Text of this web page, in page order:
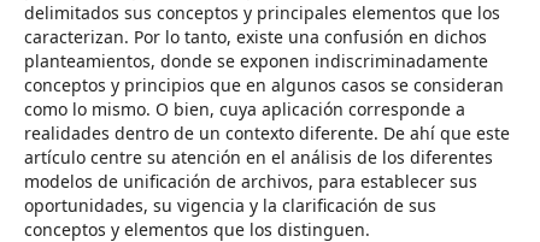
delimitados sus conceptos y principales elementos que los
caracterizan. Por lo tanto, existe una confusión en dichos
planteamientos, donde se exponen indiscriminadamente
conceptos y principios que en algunos casos se consideran
como lo mismo. O bien, cuya aplicación corresponde a
realidades dentro de un contexto diferente. De ahí que este
artículo centre su atención en el análisis de los diferentes
modelos de unificación de archivos, para establecer sus
oportunidades, su vigencia y la clarificación de sus
conceptos y elementos que los distinguen.